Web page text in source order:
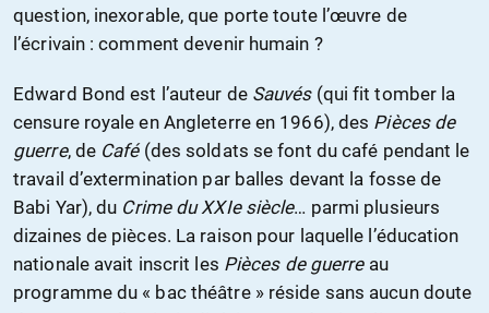
question, inexorable, que porte toute l’œuvre de
l’écrivain : comment devenir humain ?
Edward Bond est l’auteur de Sauvés(qui fit tomber la
censure royale en Angleterre en 1966), des Pièces de
guerre, de Café(des soldats se font du café pendant le
travail d’extermination par balles devant la fosse de
Babi Yar), du Crime du XXIe siècle… parmi plusieurs
dizaines de pièces. La raison pour laquelle l’éducation
nationale avait inscrit les Pièces de guerreau
programme du « bac théâtre » réside sans aucun doute